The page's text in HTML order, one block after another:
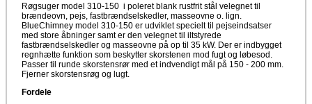
Røgsuger model 310-150 i poleret blank rustfrit stål velegnet til
brændeovn, pejs, fastbrændselskedler, masseovne o. lign.
BlueChimney model 310-150 er udviklet specielt til pejseindsatser
med store åbninger samt er den velegnet til iltstyrede
fastbrændselskedler og masseovne på op til 35 kW. Der er indbygget
regnhætte funktion som beskytter skorstenen mod fugt og løbesod.
Passer til runde skorstensrør med et indvendigt mål på 150 - 200 mm.
Fjerner skorstensrøg og lugt.
Fordele